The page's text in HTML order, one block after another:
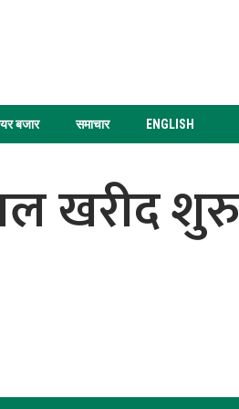
बजार समाचार ENGLISH
खरीद शुरु